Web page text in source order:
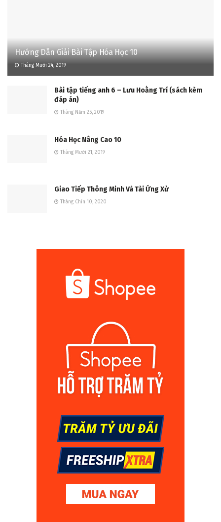
Hướng Dẫn Giải Bài Tập Hóa Học 10
Tháng Mười 24, 2019
Bài tập tiếng anh 6 – Lưu Hoằng Trí (sách kèm
đáp án)
Tháng Năm 25, 2019
Hóa Học Nâng Cao 10
Tháng Mười 21, 2019
Giao Tiếp Thông Minh Và Tài Ứng Xử
Tháng Chín 10, 2020